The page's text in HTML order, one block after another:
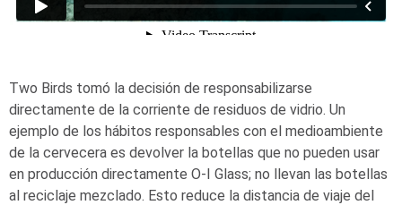
Two Birds tomó la decisión de responsabilizarse
directamente de la corriente de residuos de vidrio. Un
ejemplo de los hábitos responsables con el medioambiente
de la cervecera es devolver la botellas que no pueden usar
en producción directamente O-I Glass; no llevan las botellas
al reciclaje mezclado. Esto reduce la distancia de viaje del